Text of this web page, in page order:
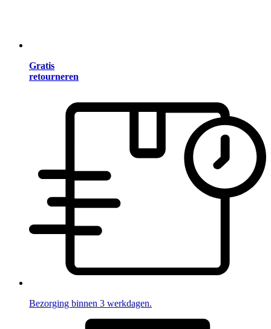
Gratis
retourneren
Bezorging binnen 3 werkdagen.